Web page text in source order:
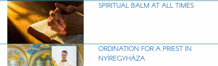
SPIRITUAL BALM AT ALL TIMES
ORDINATION FOR A PRIEST IN
NYÍREGYHÁZA